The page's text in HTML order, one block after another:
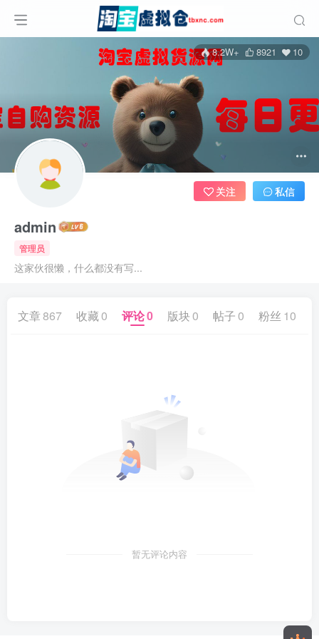
8.2W+ 8921 10
admin
管理员
这家伙很懒，什么都没有写...
关注 私信
文章867 收藏 0 评论0 版块 0 帖子 0 粉丝 10
暂无评论内容